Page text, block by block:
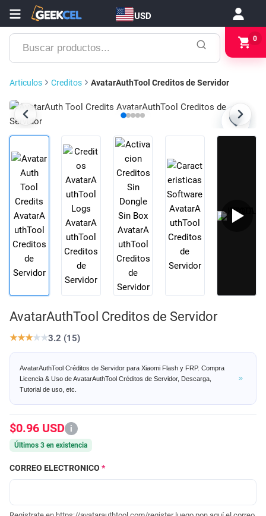
USD
Buscar
productos...
0
Articulos Creditos AvatarAuthTool Creditos de Servidor
AvatarAuthTool Creditos de Servidor
★★★★★3.2 (15)
AvatarAuthTool Créditos de Servidor para Xiaomi Flash y FRP. Compra
Licencia & Uso de AvatarAuthTool Créditos de Servidor, Descarga,
Tutorial de uso, etc.
$0.96 USD i
Últimos 3 en existencia
CORREO ELECTRONICO *